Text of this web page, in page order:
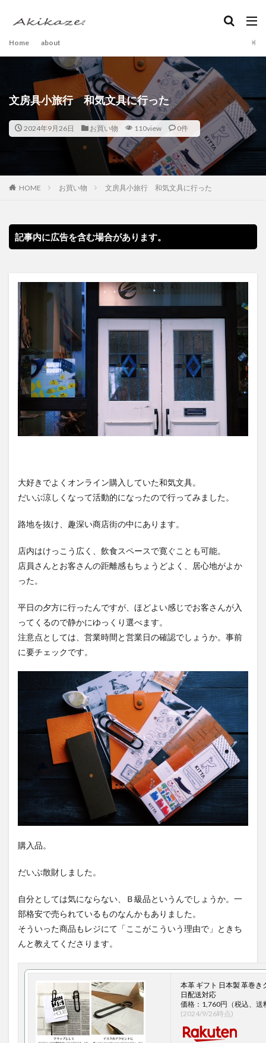
Home about
文房具小旅行 和気文具に行った
2024年9月26日 お買い物 110view 0件
HOME お買い物 文房具小旅行 和気文具に行った
記事内に広告を含む場合があります。
大好きでよくオンライン購入していた和気文具。
だいぶ涼しくなって活動的になったので行ってみました。
路地を抜け、趣深い商店街の中にあります。
店内はけっこう広く、飲食スペースで寛ぐことも可能。
店員さんとお客さんの距離感もちょうどよく、居心地がよか
った。
平日の夕方に行ったんですが、ほどよい感じでお客さんが入
ってくるので静かにゆっくり選べます。
注意点としては、営業時間と営業日の確認でしょうか。事前
に要チェックです。
購入品。
だいぶ散財しました。
自分としては気にならない、Ｂ級品というんでしょうか。一
部格安で売られているものなんかもありました。
そういった商品もレジにて「ここがこういう理由で」ときち
んと教えてくださります。
本革 ギフト 日本製 革巻き
日配送対応
価格：1,760円（税込、送
(2024/9/26時点)